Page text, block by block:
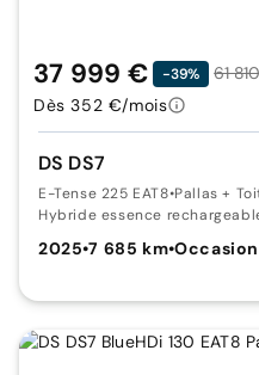
DS DS7
E-Tense 225 EAT8•Pallas +
Hybride essence
2025•7 685 km•Occasion
37 999 € -39% 61
Dès 352 €/mois